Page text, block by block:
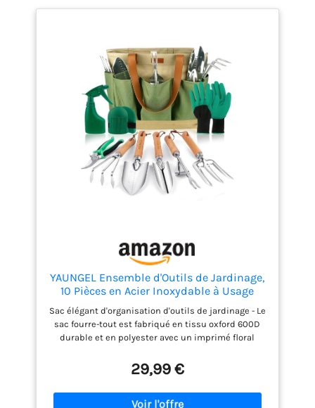
YAUNGEL Ensemble d'Outils de Jardinage,
10 Pièces en Acier Inoxydable à Usage
intensif avec poignée en Bois
antidérapante - Cadeaux pour Les
Femmes et Les Hommes, Vert
Sac élégant d'organisation d'outils de jardinage - Le
sac fourre-tout est fabriqué en tissu oxford 600D
durable et en polyester avec un imprimé floral
outils. Acier inoxydable durable - Les têtes en acier
inoxydable robuste peuvent résister aux racines,
aux roches et au sol les plus durs, plus robustes
que l'aluminium coulé/enrobé, pas besoin de
29,99 €